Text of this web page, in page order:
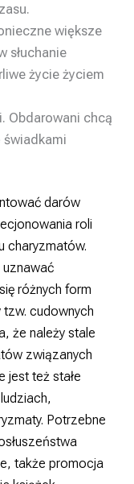
większe
słuchanie
życie życiem
Obdarowani chcą
świadkami
darów
roli
charyzmatów.
uznawać
różnych form
cudownych
że należy stale
związanych
jest też stałe
Potrzebne
także promocja